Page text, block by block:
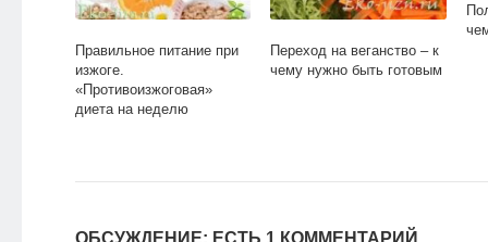
Правильное питание при
изжоге.
«Противоизжоговая»
диета на неделю
Переход на веганство – к
чему нужно быть готовым
ОБСУЖДЕНИЕ: ЕСТЬ 1 КОММЕНТАРИЙ